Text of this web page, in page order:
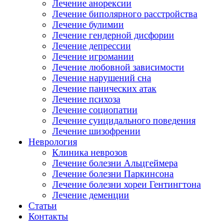
Лечение анорексии
Лечение биполярного расстройства
Лечение булимии
Лечение гендерной дисфории
Лечение депрессии
Лечение игромании
Лечение любовной зависимости
Лечение нарушений сна
Лечение панических атак
Лечение психоза
Лечение социопатии
Лечение суицидального поведения
Лечение шизофрении
Неврология
Клиника неврозов
Лечение болезни Альцгеймера
Лечение болезни Паркинсона
Лечение болезни хореи Гентингтона
Лечение деменции
Статьи
Контакты